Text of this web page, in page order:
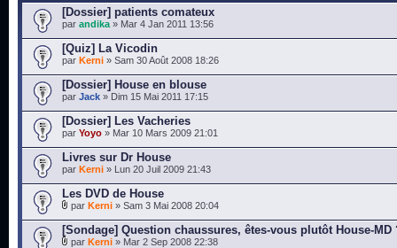
[Dossier] patients comateux
par andika » Mar 4 Jan 2011 13:56
[Quiz] La Vicodin
par Kerni » Sam 30 Août 2008 18:26
[Dossier] House en blouse
par Jack » Dim 15 Mai 2011 17:15
[Dossier] Les Vacheries
par Yoyo » Mar 10 Mars 2009 21:01
Livres sur Dr House
par Kerni » Lun 20 Juil 2009 21:43
Les DVD de House
par Kerni » Sam 3 Mai 2008 20:04
[Sondage] Question chaussures, êtes-vous plutôt House-MD
par Kerni » Mar 2 Sep 2008 22:38